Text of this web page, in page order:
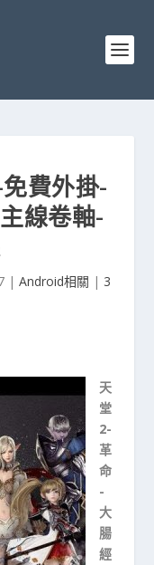
費外掛-
線卷軸-
| Android相關 | 3
天
堂
2-
革
命
-
大
腸
經